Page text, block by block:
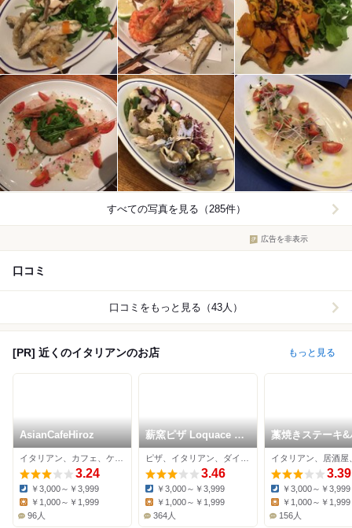
すべての写真を見る（285件）
広告を非表示
口コミ
口コミをもっと見る（43人）
[PR] 近くのイタリアンのお店 もっと見る
AsianCafeHiroz
3.24
Dinner:
￥3,000～￥3,999
Lunch:
￥1,000～￥1,999
96人
薪窯ピザ Loquace da
MARIO 溝の口
3.46
Dinner:
￥3,000～￥3,999
￥1,000～￥1,999
364人
藁焼きステーキ&
バーグ大原
3.39
Dinner:
￥3,000～￥3,999
￥1,000～￥1,999
156人